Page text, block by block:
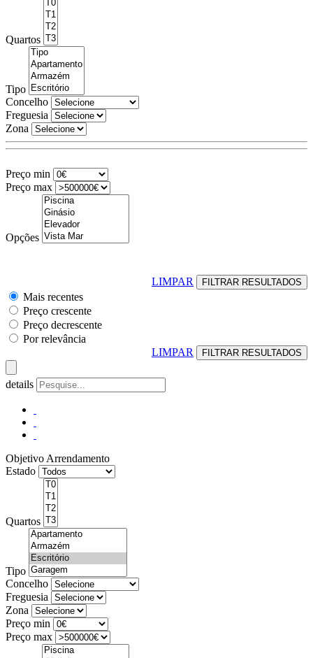
Quartos
Tipo
Concelho
Freguesia
Zona
Preço min
Preço max
Opções
LIMPAR
Mais recentes
Preço crescente
Preço decrescente
Por relevância
LIMPAR
details
Objetivo Arrendamento
Estado
Quartos
Tipo
Concelho
Freguesia
Zona
Preço min
Preço max